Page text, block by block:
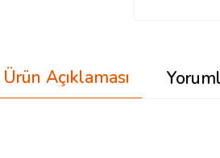
Ürün Açıklaması